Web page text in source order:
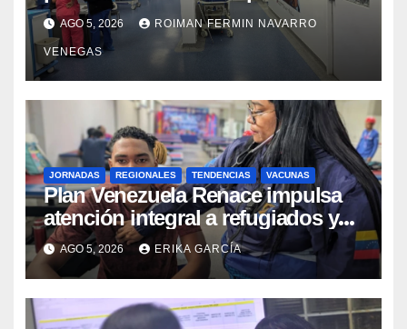
tras los recientes eventos
sísmicos
AGO 5, 2026 ROIMAN FERMIN NAVARRO
VENEGAS
JORNADAS REGIONALES TENDENCIAS VACUNAS
​Plan Venezuela Renace impulsa
atención integral a refugiados y
evaluación de vacunación en
Aragua
AGO 5, 2026 ERIKA GARCÍA